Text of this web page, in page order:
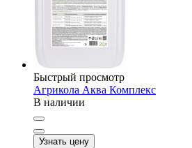
Быстрый просмотр
Агрикола Аква Комплекс
В наличии
Узнать цену